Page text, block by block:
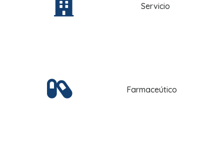
Servicio
Farmaceútico